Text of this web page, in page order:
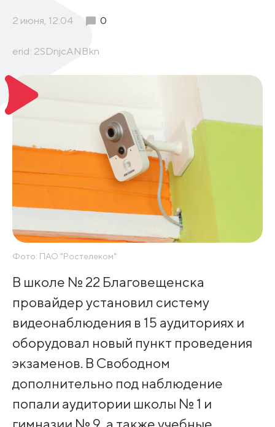
2 июня, 12:04 0
erid: 2SDnjcANBkn
Фото: ПАО "Ростелеком"
В школе № 22 Благовещенска
провайдер установил систему
видеонаблюдения в 15 аудиториях и
оборудовал новый пункт проведения
экзаменов. В Свободном
дополнительно под наблюдение
попали аудитории школы № 1 и
гимназии № 9, а также учебные